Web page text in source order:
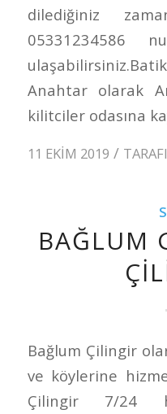
dilediğiniz
05331234586
Anahtar olarak
kilitciler odasına
11 EKIM 2019 /
BAĞLUM
Bağlum Çilingir
ve köylerine
Çilingir 7/24